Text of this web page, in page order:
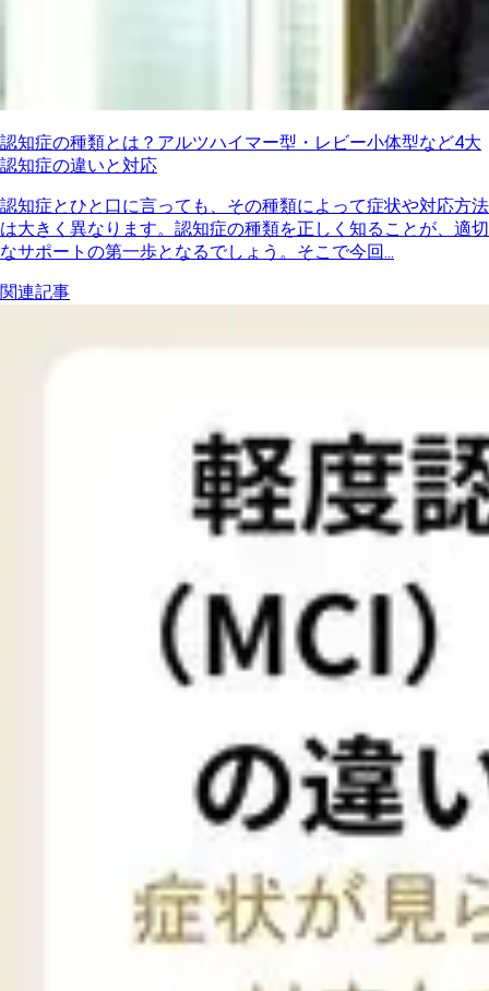
認知症の種類とは？アルツハイマー型・レビー小体型など4大
認知症の違いと対応
認知症とひと口に言っても、その種類によって症状や対応方法
は大きく異なります。認知症の種類を正しく知ることが、適切
なサポートの第一歩となるでしょう。そこで今回...
関連記事